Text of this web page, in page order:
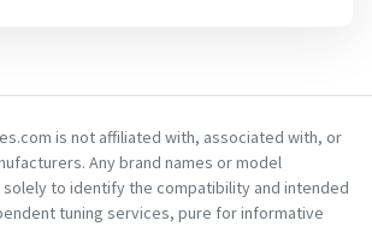
is not affiliated with, associated with, or
Any brand names or model
to identify the compatibility and intended
tuning services, pure for informative